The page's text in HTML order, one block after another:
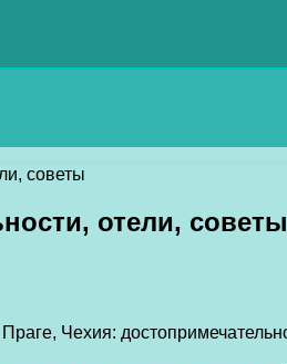
советы
отели, советы